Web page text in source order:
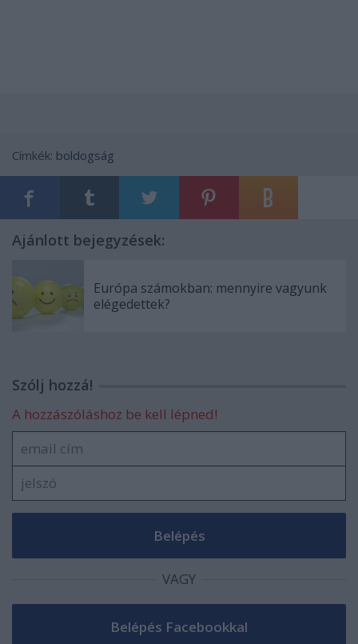
Címkék: boldogság
Ajánlott bejegyzések:
Európa számokban: mennyire vagyunk
elégedettek?
Szólj hozzá!
A hozzászóláshoz be kell lépned!
VAGY